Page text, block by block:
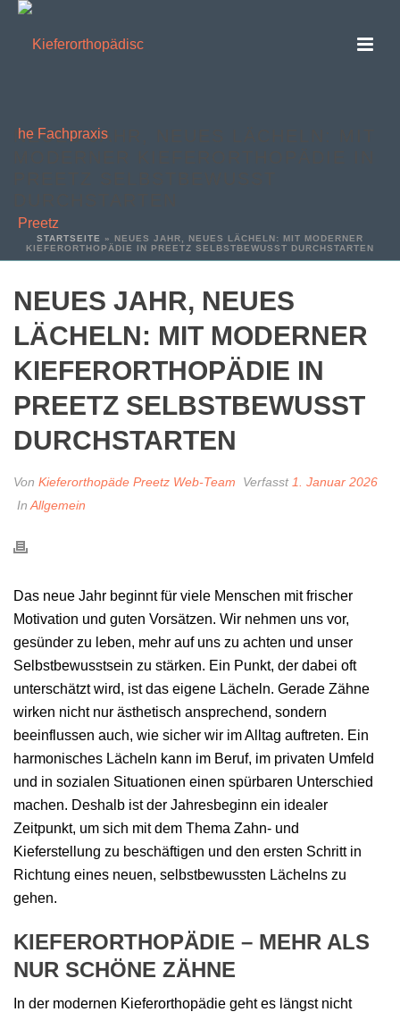
NEUES JAHR, NEUES LÄCHELN: MIT
STARTSEITE » NEUES JAHR, NEUES LÄCHELN: MIT MODERNER
KIEFERORTHOPÄDIE IN PREETZ SELBSTBEWUSST DURCHSTARTEN
NEUES JAHR, NEUES
LÄCHELN: MIT MODERNER
KIEFERORTHOPÄDIE IN
PREETZ SELBSTBEWUSST
DURCHSTARTEN
Von Kieferorthopäde Preetz Web-Team Verfasst 1. Januar 2026
In Allgemein
Das neue Jahr beginnt für viele Menschen mit frischer
Motivation und guten Vorsätzen. Wir nehmen uns vor,
gesünder zu leben, mehr auf uns zu achten und unser
Selbstbewusstsein zu stärken. Ein Punkt, der dabei oft
unterschätzt wird, ist das eigene Lächeln. Gerade Zähne
wirken nicht nur ästhetisch ansprechend, sondern
beeinflussen auch, wie sicher wir im Alltag auftreten. Ein
harmonisches Lächeln kann im Beruf, im privaten Umfeld
und in sozialen Situationen einen spürbaren Unterschied
machen. Deshalb ist der Jahresbeginn ein idealer
Zeitpunkt, um sich mit dem Thema Zahn- und
Kieferstellung zu beschäftigen und den ersten Schritt in
Richtung eines neuen, selbstbewussten Lächelns zu
gehen.
KIEFERORTHOPÄDIE – MEHR ALS
NUR SCHÖNE ZÄHNE
In der modernen Kieferorthopädie geht es längst nicht